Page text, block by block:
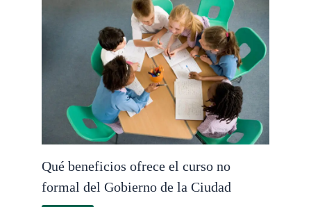
Qué beneficios ofrece el curso no
formal del Gobierno de la Ciudad